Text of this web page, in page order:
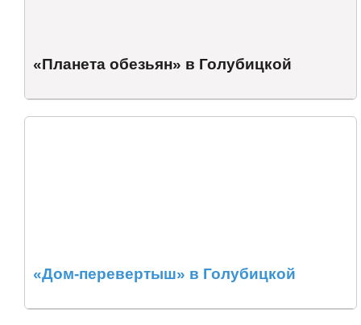
«Планета обезьян» в Голубицкой
«Дом-перевертыш» в Голубицкой